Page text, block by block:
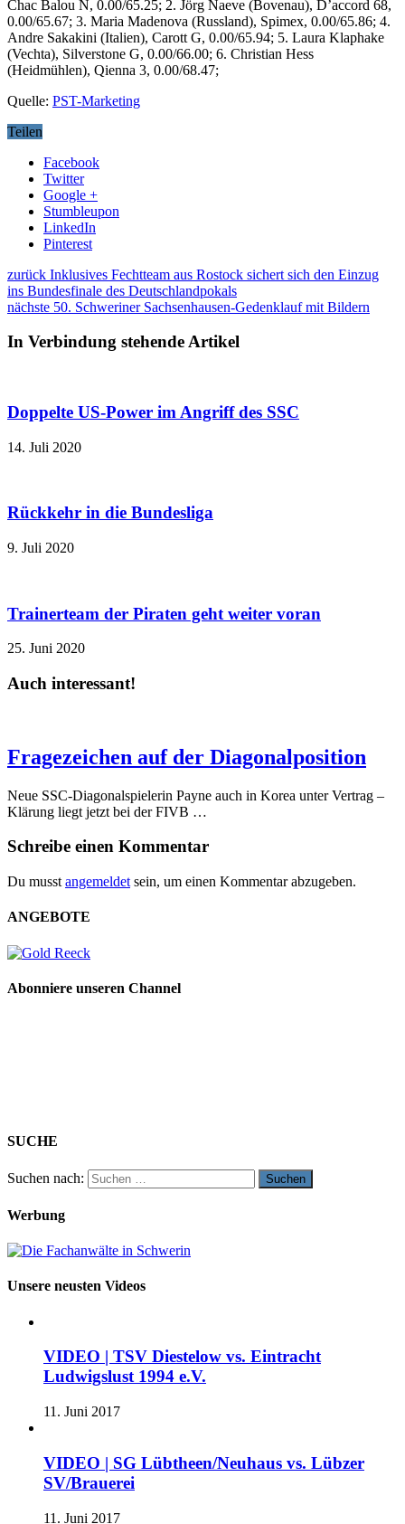
Chac Balou N, 0.00/65.25; 2. Jörg Naeve (Bovenau), D’accord 68,
0.00/65.67; 3. Maria Madenova (Russland), Spimex, 0.00/65.86; 4.
Andre Sakakini (Italien), Carott G, 0.00/65.94; 5. Laura Klaphake
(Vechta), Silverstone G, 0.00/66.00; 6. Christian Hess
(Heidmühlen), Qienna 3, 0.00/68.47;
Quelle: PST-Marketing
Teilen
Facebook
Twitter
Google +
Stumbleupon
LinkedIn
Pinterest
zurück Inklusives Fechtteam aus Rostock sichert sich den Einzug
ins Bundesfinale des Deutschlandpokals
nächste 50. Schweriner Sachsenhausen-Gedenklauf mit Bildern
In Verbindung stehende Artikel
Doppelte US-Power im Angriff des SSC
14. Juli 2020
Rückkehr in die Bundesliga
9. Juli 2020
Trainerteam der Piraten geht weiter voran
25. Juni 2020
Auch interessant!
Fragezeichen auf der Diagonalposition
Neue SSC-Diagonalspielerin Payne auch in Korea unter Vertrag –
Klärung liegt jetzt bei der FIVB …
Schreibe einen Kommentar
Du musst angemeldet sein, um einen Kommentar abzugeben.
ANGEBOTE
Abonniere unseren Channel
SUCHE
Suchen nach:
Werbung
Unsere neusten Videos
VIDEO | TSV Diestelow vs. Eintracht
Ludwigslust 1994 e.V.
11. Juni 2017
VIDEO | SG Lübtheen/Neuhaus vs. Lübzer
SV/Brauerei
11. Juni 2017